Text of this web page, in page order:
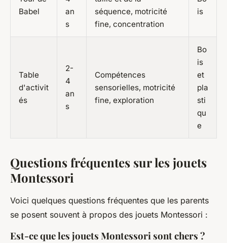
Babel
an
s
séquence, motricité
fine, concentration
is
Table
d'activit
és
2-
4
an
s
Compétences
sensorielles, motricité
fine, exploration
Bo
is
et
pla
sti
qu
e
Questions fréquentes sur les jouets
Montessori
Voici quelques questions fréquentes que les parents
se posent souvent à propos des jouets Montessori :
Est-ce que les jouets Montessori sont chers ?